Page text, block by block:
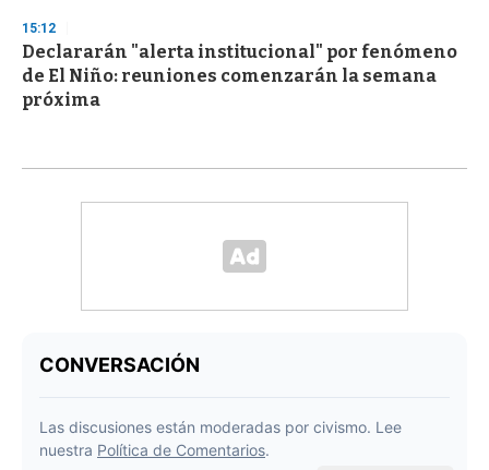
15:12
Declararán "alerta institucional" por fenómeno
de El Niño: reuniones comenzarán la semana
próxima